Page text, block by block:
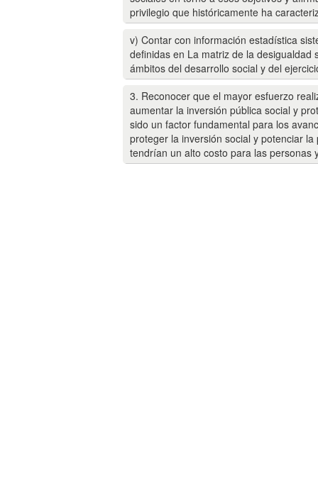
privilegio que históricamente ha
v) Contar con información estadística
definidas en La matriz de la desigualdad
ámbitos del desarrollo social y del
3. Reconocer que el mayor esfuerzo
aumentar la inversión pública social y
sido un factor fundamental para los
proteger la inversión social y potenciar
tendrían un alto costo para las personas